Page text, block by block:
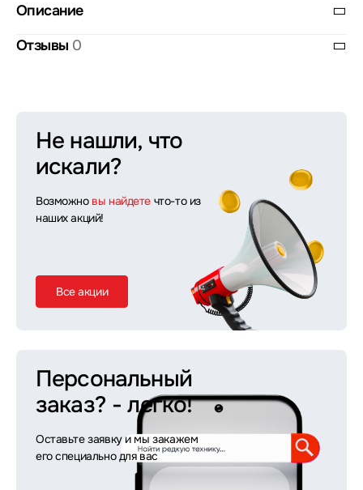
Описание
Отзывы 0
Не нашли, что
искали?
Возможно вы найдете что-то из
наших акций!
Все акции
Персональный
заказ? - легко!
Оставьте заявку и мы закажем
его специально для вас